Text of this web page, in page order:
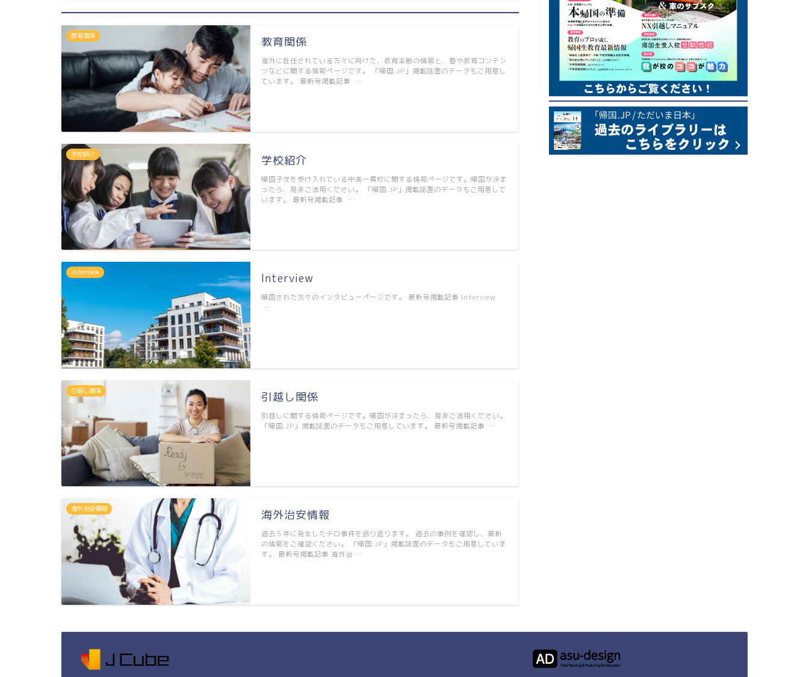
教育関係 教育関係
海外に赴任されている方々に向けた、教育全般の情報と、塾や教育コンテン
ツなどに関する情報ページです。 「帰国.JP」掲載誌面のデータもご用意し
ています。 最新号掲載記事 …
学校紹介 学校紹介
帰国子女を受け入れている中高一貫校に関する情報ページです。帰国が決ま
ったら、是非ご活用ください。 「帰国.JP」掲載誌面のデータもご用意して
います。 最新号掲載記事 …
Interview Interview
帰国された方々のインタビューページです。 最新号掲載記事 Interview
…
引越し関係 引越し関係
引越しに関する情報ページです。帰国が決まったら、是非ご活用ください。
「帰国.JP」掲載誌面のデータもご用意しています。 最新号掲載記事 …
海外治安情報 海外治安情報
過去５年に発生したテロ事件を振り返ります。 過去の事例を確認し、最新
の情報をご確認ください。 「帰国.JP」掲載誌面のデータもご用意していま
す。 最新号掲載記事 海外治 …